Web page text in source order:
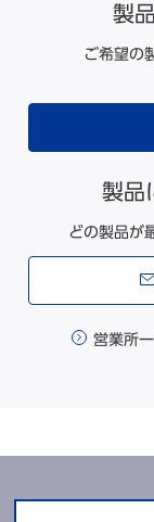
製
ご希望の
製品
どの製品が
営業所